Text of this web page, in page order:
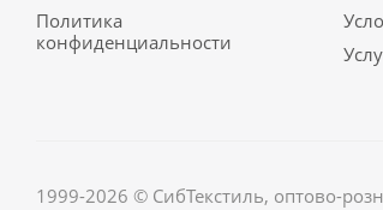
Политика
конфиденциальности
1999-2026 © СибТекстиль, оптово-